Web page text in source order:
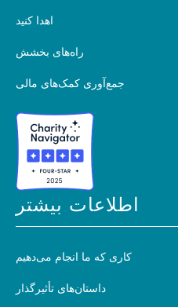
اهدا کنید
راه‌های بخشش
جمع‌آوری کمک‌های مالی
اطلاعات بیشتر
کاری که ما انجام می‌دهیم
داستان‌های تأثیرگذار